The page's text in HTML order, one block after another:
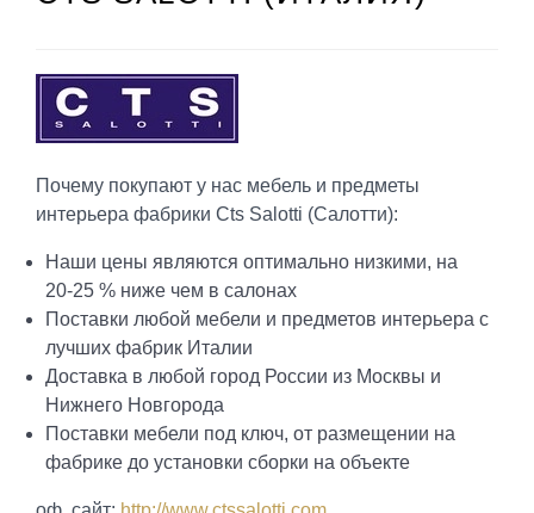
Почему покупают у нас мебель и предметы
интерьера фабрики Cts Salotti (Салотти):
Наши цены являются оптимально низкими, на
20-25 % ниже чем в салонах
Поставки любой мебели и предметов интерьера с
лучших фабрик Италии
Доставка в любой город России из Москвы и
Нижнего Новгорода
Поставки мебели под ключ, от размещении на
фабрике до установки сборки на объекте